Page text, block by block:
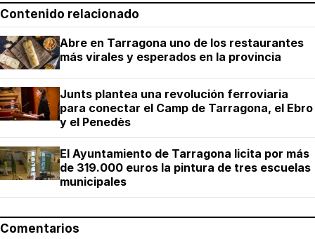
Contenido relacionado
Abre en Tarragona uno de los restaurantes
más virales y esperados en la provincia
Junts plantea una revolución ferroviaria
para conectar el Camp de Tarragona, el Ebro
y el Penedès
El Ayuntamiento de Tarragona licita por más
de 319.000 euros la pintura de tres escuelas
municipales
Comentarios